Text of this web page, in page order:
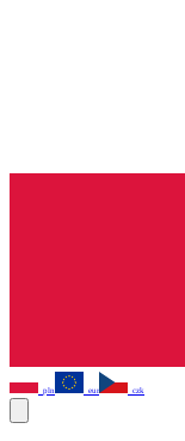
pln eur czk